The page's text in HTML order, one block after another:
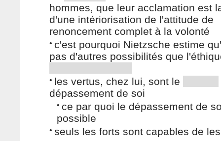
hommes, que leur acclamation est
d'une intériorisation de l'attitude de
renoncement complet à la volonté
• c'est pourquoi Nietzsche estime
pas d'autres possibilités que
• les vertus, chez lui, sont le
dépassement de soi
• ce par quoi le dépassement de
possible
• seuls les forts sont capables de